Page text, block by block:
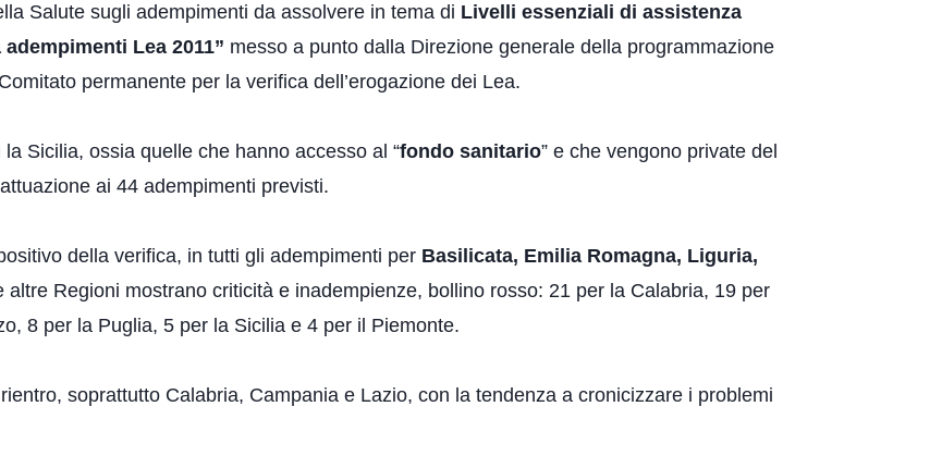
Salute sugli adempimenti da assolvere in tema di Livelli essenziali di assistenza
Lea 2011” messo a punto dalla Direzione generale della programmazione
permanente per la verifica dell’erogazione dei Lea.
Sicilia, ossia quelle che hanno accesso al “fondo sanitario” e che vengono private del
ai 44 adempimenti previsti.
della verifica, in tutti gli adempimenti per Basilicata, Emilia Romagna, Liguria,
altre Regioni mostrano criticità e inadempienze, bollino rosso: 21 per la Calabria, 19 per
8 per la Puglia, 5 per la Sicilia e 4 per il Piemonte.
soprattutto Calabria, Campania e Lazio, con la tendenza a cronicizzare i problemi